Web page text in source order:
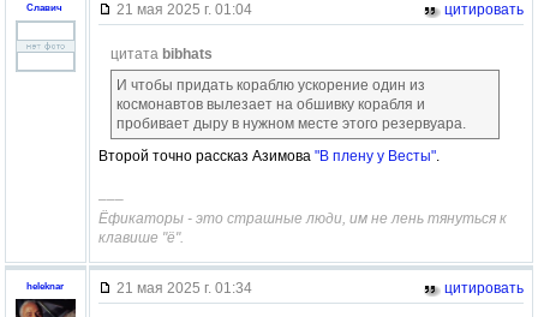
Славич 21 мая 2025 г. 01:04 цитировать
цитата bibhats
И чтобы придать кораблю ускорение один из
космонавтов вылезает на обшивку корабля и
пробивает дыру в нужном месте этого резервуара.
Второй точно рассказ Азимова "В плену у Весты".
–––
Ёфикаторы - это страшные люди, им не лень тянуться к
клавише "ё".
heleknar 21 мая 2025 г. 01:34 цитировать